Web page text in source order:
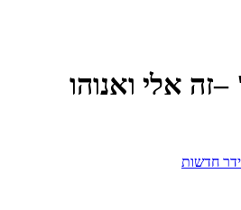
אלי ואנוהו
חדשות